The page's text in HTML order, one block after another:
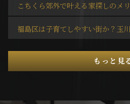
2026.08.04
ルク
↑詳細
◎お洒
◎オン
もっと見